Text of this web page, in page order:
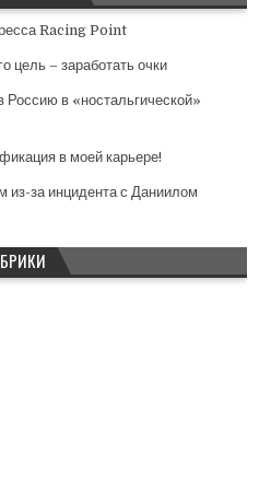
Racing Point
цель – заработать очки
в «ностальгической»
в моей карьере!
из-за инцидента с Даниилом